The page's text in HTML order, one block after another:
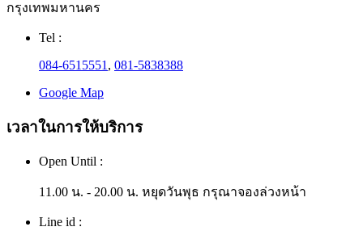
กรุงเทพมหานคร
Tel :
084-6515551 , 081-5838388
Google Map
เวลาในการให้บริการ
Open Until :
11.00 น. - 20.00 น. หยุดวันพุธ กรุณาจองล่วงหน้า
Line id :